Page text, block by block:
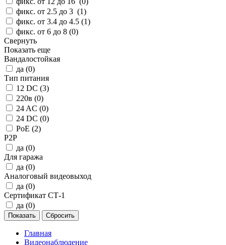
фикс. от 2.5 до 3 (1)
фикс. от 3.4 до 4.5 (1)
фикс. от 6 до 8 (0)
Свернуть
Показать еще
Вандалостойкая
да (0)
Тип питания
12 DC (3)
220в (0)
24 AC (0)
24 DC (0)
PoE (2)
P2P
да (0)
Для гаража
да (0)
Аналоговый видеовыход
да (0)
Сертификат СТ-1
да (0)
Главная
Видеонаблюдение